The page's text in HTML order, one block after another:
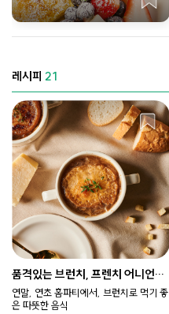
레시피 21
품격있는 브런치, 프렌치 어니언수
프
연말, 연초 홈파티에서, 브런치로 먹기 좋
은 따뜻한 음식